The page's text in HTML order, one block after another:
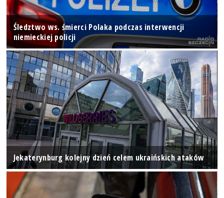
Śledztwo ws. śmierci Polaka podczas interwencji
niemieckiej policji
Jekaterynburg kolejny dzień celem ukraińskich ataków